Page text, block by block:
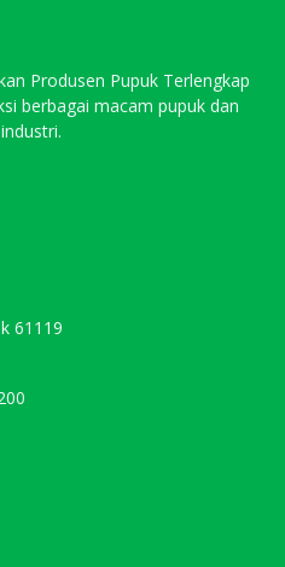
Produsen Pupuk Terlengkap
berbagai macam pupuk dan
61119